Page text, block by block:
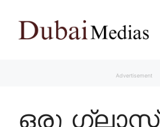
content
Advertisement
ഒരു ഗ്ലാസ്സ്